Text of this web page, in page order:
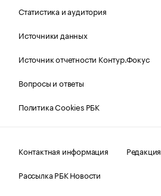
Статистика и аудитория
Источники данных
Источник отчетности Контур.Фокус
Вопросы и ответы
Политика Cookies РБК
Контактная информация
Редакция
Рассылка РБК Новости